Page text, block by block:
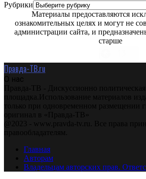
Рубрики
Материалы предоставляются
ознакомительных целях и могут не
администрации сайта, и
старше
Правда-ТВ.ru
О нас
Правда-ТВ - Дискуссионно политическая
площадка.Использование материалов
только при одновременном размещении
оригинал в «Правда-ТВ»
@2023 - www.pravda-tv.ru. Все права
правообладателям.
Главная
Авторам
Владельцам авторских прав.